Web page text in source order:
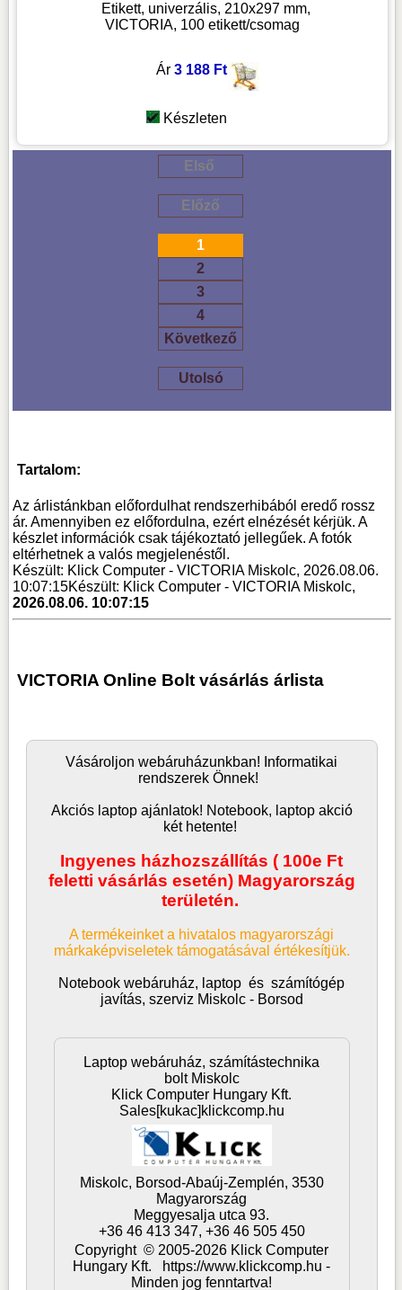
Etikett, univerzális, 210x297 mm,
VICTORIA, 100 etikett/csomag
Ár 3 188 Ft
Készleten
Első
Előző
1
2
3
4
Következő
Utolsó
Tartalom:
Az árlistánkban előfordulhat rendszerhibából eredő rossz
ár. Amennyiben ez előfordulna, ezért elnézését kérjük. A
készlet információk csak tájékoztató jellegűek. A fotók
eltérhetnek a valós megjelenéstől.
Készült: Klick Computer - VICTORIA Miskolc, 2026.08.06.
10:07:15Készült: Klick Computer - VICTORIA Miskolc,
2026.08.06. 10:07:15
VICTORIA Online Bolt vásárlás árlista
Vásároljonwebáruházunkban! Informatikai
rendszerek Önnek!
Akciós laptop ajánlatok! Notebook, laptop akció
két hetente!
Ingyenes házhozszállítás ( 100e Ft
feletti vásárlás esetén) Magyarország
területén.
A termékeinket a hivatalos magyarországi
márkaképviseletek támogatásával értékesítjük.
Notebook webáruház, laptop ésszámítógép
javítás, szerviz Miskolc - Borsod
Laptop webáruház, számítástechnika
bolt Miskolc
Klick Computer Hungary Kft.
Sales[kukac]klickcomp.hu
Miskolc, Borsod-Abaúj-Zemplén, 3530
Magyarország
Meggyesalja utca 93.
+36 46 413 347, +36 46 505 450
Copyright © 2005-2026 Klick Computer
Hungary Kft. https://www.klickcomp.hu -
Minden jog fenntartva!